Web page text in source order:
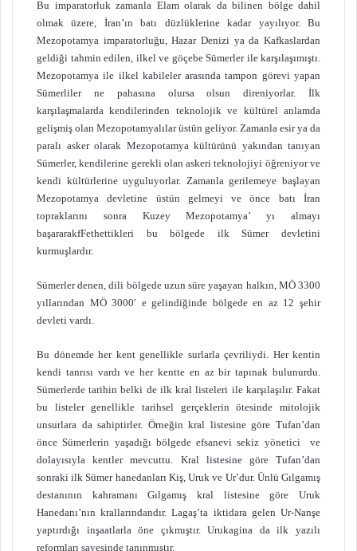
Bu imparatorluk zamanla Elam olarak da bilinen bölge dahil
olmak üzere, İran’ın batı düzlüklerine kadar yayılıyor. Bu
Mezopotamya imparatorluğu, Hazar Denizi ya da Kafkaslardan
geldiği tahmin edilen, ilkel ve göçebe Sümerler ile karşılaşımıştı.
Mezopotamya ile ilkel kabileler arasında tampon görevi yapan
Sümerliler ne pahasına olursa olsun direniyorlar. İlk
karşılaşmalarda kendilerinden teknolojik ve kültürel anlamda
gelişmiş olan Mezopotamyalılar üstün geliyor. Zamanla esir ya da
paralı asker olarak Mezopotamya kültürünü yakından tanıyan
Sümerler, kendilerine gerekli olan askeri teknolojiyi öğreniyor ve
kendi kültürlerine uyguluyorlar. Zamanla gerilemeye başlayan
Mezopotamya devletine üstün gelmeyi ve önce batı İran
topraklarını sonra Kuzey Mezopotamya’ yı almayı
başararakfFethettikleri bu bölgede ilk Sümer devletini
kurmuşlardır.
Sümerler denen, dili bölgede uzun süre yaşayan halkın, MÖ 3300
yıllarından MÖ 3000′ e gelindiğinde bölgede en az 12 şehir
devleti vardı.
Bu dönemde her kent genellikle surlarla çevriliydi. Her kentin
kendi tanrısı vardı ve her kentte en az bir tapınak bulunurdu.
Sümerlerde tarihin belki de ilk kral listeleri ile karşılaşılır. Fakat
bu listeler genellikle tarihsel gerçeklerin ötesinde mitolojik
unsurlara da sahiptirler. Örneğin kral listesine göre Tufan’dan
önce Sümerlerin yaşadığı bölgede efsanevi sekiz yönetici ve
dolayısıyla kentler mevcuttu. Kral listesine göre Tufan’dan
sonraki ilk Sümer hanedanları Kiş, Uruk ve Ur’dur. Ünlü Gılgamış
destanının kahramanı Gılgamış kral listesine göre Uruk
Hanedanı’nın krallarındandır. Lagaş’ta iktidara gelen Ur-Nanşe
yaptırdığı inşaatlarla öne çıkmıştır. Urukagina da ilk yazılı
reformları sayesinde tanınmıştır.